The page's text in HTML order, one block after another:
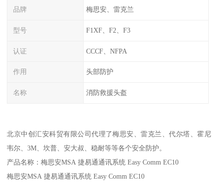
品牌 梅思安、雷克兰
型号 F1XF、F2、F3
认证 CCCF、NFPA
作用 头部防护
名称 消防救援头盔
北京中创汇安科贸有限公司代理了梅思安、雷克兰、代尔塔、霍尼
韦尔、3M、坎普、安大叔、稳耐等等各个安全防护。
产品名称：梅思安MSA 捷易通通讯系统 Easy Comm EC10
梅思安MSA 捷易通通讯系统 Easy Comm EC10